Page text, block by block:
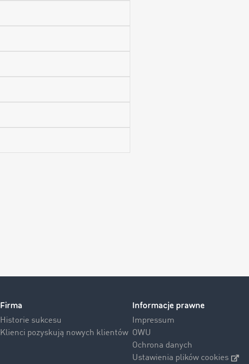
Firma
Historie sukcesu
Klienci pozyskują nowych klientów
Informacje prawne
Impressum
OWU
Ochrona danych
Ustawienia plików cookies